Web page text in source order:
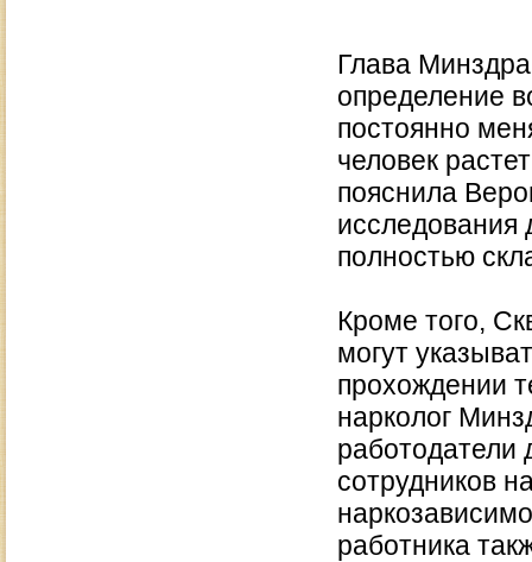
Глава
определение
постоянно
человек
пояснила
исследования
полностью
Кроме того,
могут
прохождении
нарколог
работодатели
сотрудников
работника